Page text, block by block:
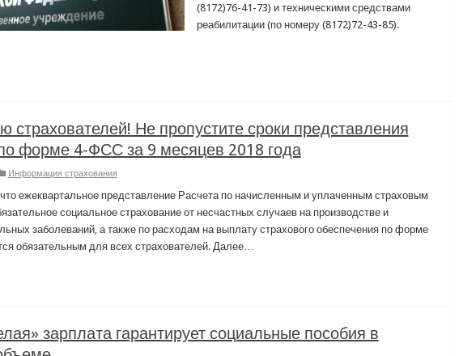
(8172)76-41-73) и техническими средствами
реабилитации (по номеру (8172)72-43-85).
страхователей! Не пропустите сроки представления
форме 4-ФСС за 9 месяцев 2018 года
Информация страхования
ежеквартальное представление Расчета по начисленным и уплаченным страховым
социальное страхование от несчастных случаев на производстве и
заболеваний, а также по расходам на выплату страхового обеспечения по форме
обязательным для всех страхователей. Далее…
зарплата гарантирует социальные пособия в